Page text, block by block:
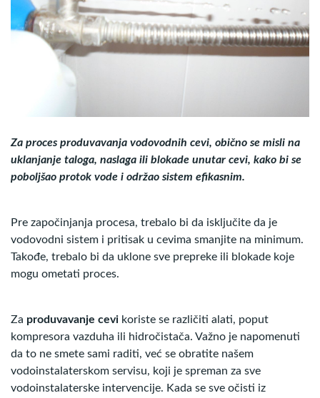
Za proces produvavanja vodovodnih cevi, obično se misli na
uklanjanje taloga, naslaga ili blokade unutar cevi, kako bi se
poboljšao protok vode i održao sistem efikasnim.
Pre započinjanja procesa, trebalo bi da isključite da je
vodovodni sistem i pritisak u cevima smanjite na minimum.
Takođe, trebalo bi da uklone sve prepreke ili blokade koje
mogu ometati proces.
Za produvavanje cevi koriste se različiti alati, poput
kompresora vazduha ili hidročistača. Važno je napomenuti
da to ne smete sami raditi, već se obratite našem
vodoinstalaterskom servisu, koji je spreman za sve
vodoinstalaterske intervencije. Kada se sve očisti iz